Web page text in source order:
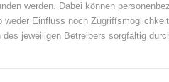
werden. Dabei können
Einfluss noch
jeweiligen Betreibers sorgfältig